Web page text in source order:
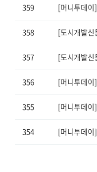
359 [머니투데이
358 [도시개발신
357 [도시개발신
356 [머니투데이
355 [머니투데이
354 [머니투데이